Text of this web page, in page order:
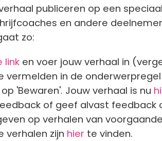
publiceren op een
en andere
zo:
link en voer jouw verhaal in
vermelden in de
'Bewaren'. Jouw verhaal is nu
of geef alvast feedback
op verhalen van
verhalen zijn hier te vinden.